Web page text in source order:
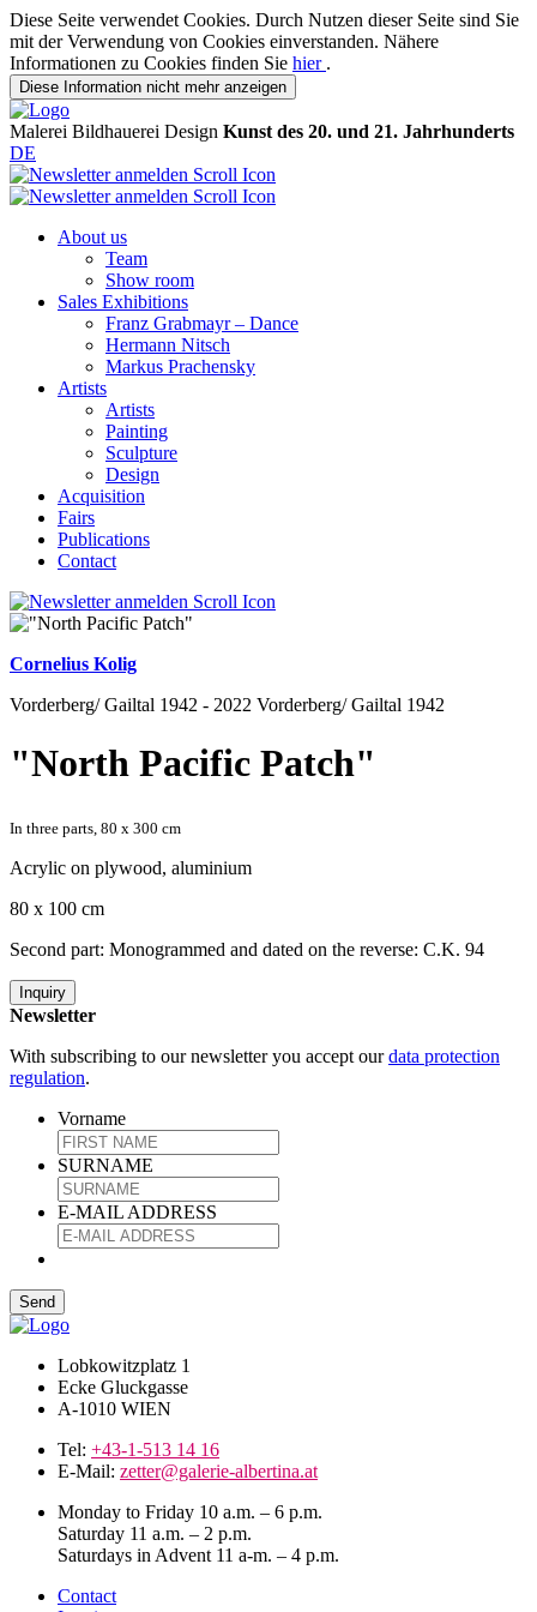
Diese Seite verwendet Cookies. Durch Nutzen dieser Seite sind Sie
mit der Verwendung von Cookies einverstanden. Nähere
Informationen zu Cookies finden Sie hier .
Diese Information nicht mehr anzeigen
Malerei Bildhauerei Design Kunst des 20. und 21. Jahrhunderts
DE
About us
Team
Show room
Sales Exhibitions
Franz Grabmayr – Dance
Hermann Nitsch
Markus Prachensky
Artists
Artists
Painting
Sculpture
Design
Acquisition
Fairs
Publications
Contact
Cornelius Kolig
Vorderberg/ Gailtal 1942 - 2022 Vorderberg/ Gailtal 1942
"North Pacific Patch"
In three parts, 80 x 300 cm
Acrylic on plywood, aluminium
80 x 100 cm
Second part: Monogrammed and dated on the reverse: C.K. 94
Inquiry
Newsletter
With subscribing to our newsletter you accept ourdata protection
regulation.
Vorname
SURNAME
E-MAIL ADDRESS
Lobkowitzplatz 1
Ecke Gluckgasse
A-1010 WIEN
Tel: +43-1-513 14 16
E-Mail: zetter@galerie-albertina.at
Monday to Friday 10 a.m. – 6 p.m.
Saturday 11 a.m. – 2 p.m.
Saturdays in Advent 11 a-m. – 4 p.m.
Contact